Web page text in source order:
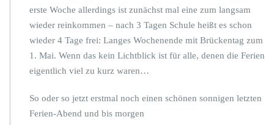
erste Woche allerdings ist zunächst mal eine zum langsam
wieder reinkommen – nach 3 Tagen Schule heißt es schon
wieder 4 Tage frei: Langes Wochenende mit Brückentag zum
1. Mai. Wenn das kein Lichtblick ist für alle, denen die Ferien
eigentlich viel zu kurz waren…
So oder so jetzt erstmal noch einen schönen sonnigen letzten
Ferien-Abend und bis morgen